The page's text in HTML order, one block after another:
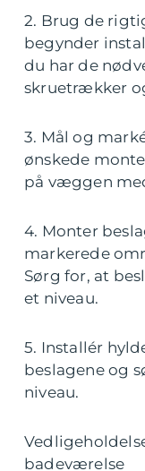
2. Brug de
begynder
du har de
skruetrækker
3. Mål og
ønskede
på væggen
4. Monter
markerede
Sørg for, at
et niveau.
5. Installér
beslagene og
niveau.
badeværelse